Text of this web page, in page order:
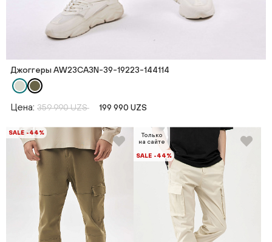
Джоггеры AW23CA3N-39-19223-144114
Цена: 359 990 UZS 199 990 UZS
SALE -44%
Только
на сайте
SALE -44%